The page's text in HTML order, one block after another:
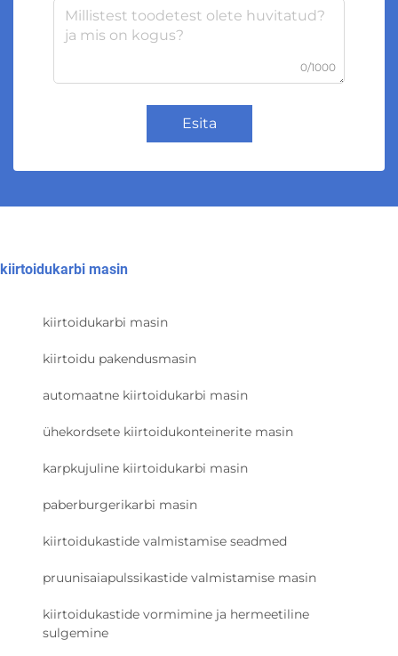
0/1000
Esita
kiirtoidukarbi masin
kiirtoidukarbi masin
kiirtoidu pakendusmasin
automaatne kiirtoidukarbi masin
ühekordsete kiirtoidukonteinerite masin
karpkujuline kiirtoidukarbi masin
paberburgerikarbi masin
kiirtoidukastide valmistamise seadmed
pruunisaiapulssikastide valmistamise masin
kiirtoidukastide vormimine ja hermeetiline
sulgemine